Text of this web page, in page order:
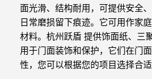
面光滑、结构耐用，可提供安全
日常磨损留下痕迹。它可用作家
材料。杭州跃盾 提供饰面纸、三
用于门面装饰和保护，它们在门
性，您可以根据您的项目选择合适